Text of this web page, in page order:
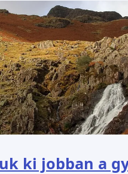
ki jobban a